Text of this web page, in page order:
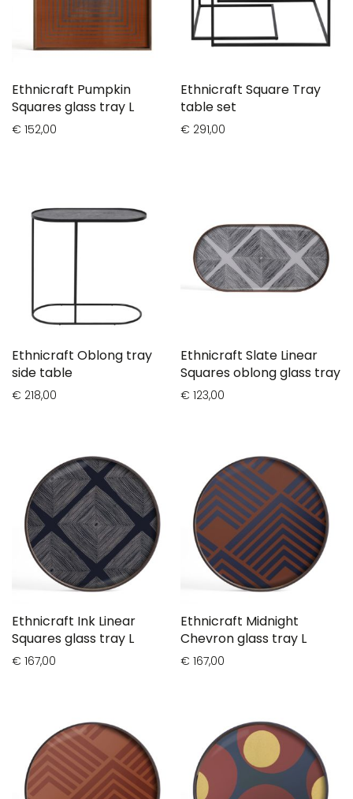
Ethnicraft Pumpkin
Squares glass tray L
€ 152,00
Ethnicraft Square Tray
table set
€ 291,00
Ethnicraft Oblong tray
side table
€ 218,00
Ethnicraft Slate Linear
Squares oblong glass tray
€ 123,00
Ethnicraft Ink Linear
Squares glass tray L
€ 167,00
Ethnicraft Midnight
Chevron glass tray L
€ 167,00